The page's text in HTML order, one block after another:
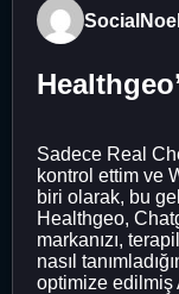
SocialNoel
Sadece Real
kontrol ettim ve
biri olarak, bu
Healthgeo,
markanızı,
nasıl
optimize edilmiş